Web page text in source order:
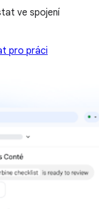
ve spojení
pro práci